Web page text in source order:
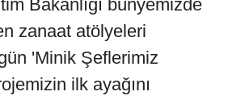
Bakanlığı bünyemizde
zanaat atölyeleri
'Minik Şeflerimiz
ilk ayağını